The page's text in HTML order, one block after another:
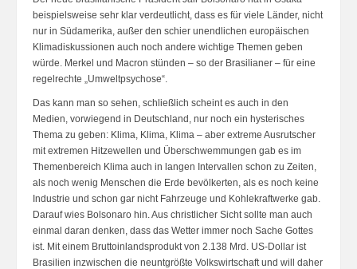
beispielsweise sehr klar verdeutlicht, dass es für viele Länder, nicht
nur in Südamerika, außer den schier unendlichen europäischen
Klimadiskussionen auch noch andere wichtige Themen geben
würde. Merkel und Macron stünden – so der Brasilianer – für eine
regelrechte „Umweltpsychose“.
Das kann man so sehen, schließlich scheint es auch in den
Medien, vorwiegend in Deutschland, nur noch ein hysterisches
Thema zu geben: Klima, Klima, Klima – aber extreme Ausrutscher
mit extremen Hitzewellen und Überschwemmungen gab es im
Themenbereich Klima auch in langen Intervallen schon zu Zeiten,
als noch wenig Menschen die Erde bevölkerten, als es noch keine
Industrie und schon gar nicht Fahrzeuge und Kohlekraftwerke gab.
Darauf wies Bolsonaro hin. Aus christlicher Sicht sollte man auch
einmal daran denken, dass das Wetter immer noch Sache Gottes
ist. Mit einem Bruttoinlandsprodukt von 2.138 Mrd. US-Dollar ist
Brasilien inzwischen die neuntgrößte Volkswirtschaft und will daher